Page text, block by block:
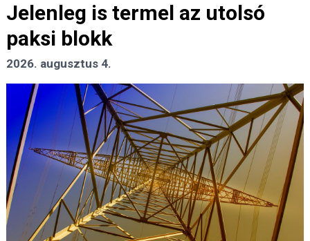
Jelenleg is termel az utolsó
paksi blokk
2026. augusztus 4.